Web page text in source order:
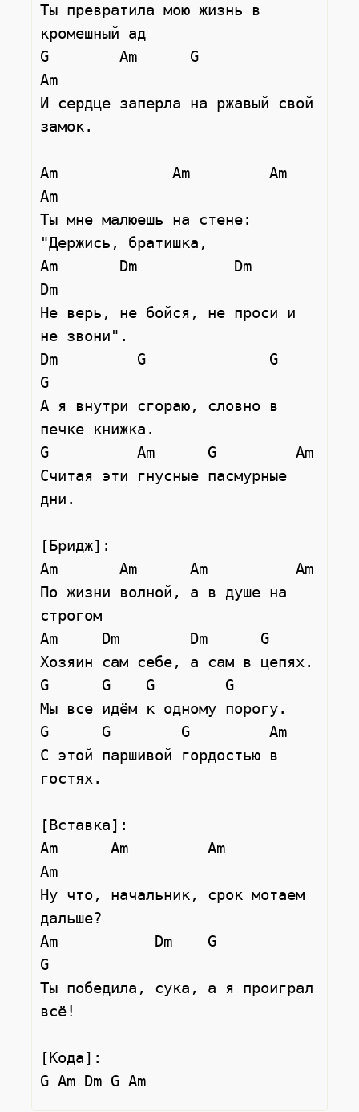
Ты превратила мою жизнь в
кромешный ад
G        Am      G
Am
И сердце заперла на ржавый свой
замок.
Am             Am         Am
Am
Ты мне малюешь на стене:
"Держись, братишка,
Am       Dm           Dm
Dm
Не верь, не бойся, не проси и
не звони".
Dm         G              G
G
А я внутри сгораю, словно в
печке книжка.
G          Am      G         Am
Считая эти гнусные пасмурные
дни.
[Бридж]:
Am       Am      Am          Am
По жизни волной, а в душе на
строгом
Am     Dm        Dm      G
Хозяин сам себе, а сам в цепях.
G      G    G        G
Мы все идём к одному порогу.
G      G        G         Am
С этой паршивой гордостью в
гостях.
[Вставка]:
Am      Am         Am
Am
Ну что, начальник, срок мотаем
дальше?
Am           Dm    G
G
Ты победила, сука, а я проиграл
всё!
[Кода]: